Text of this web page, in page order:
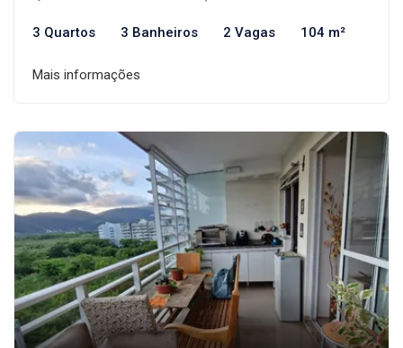
3 Quartos 3 Banheiros 2 Vagas 104 m²
Mais informações